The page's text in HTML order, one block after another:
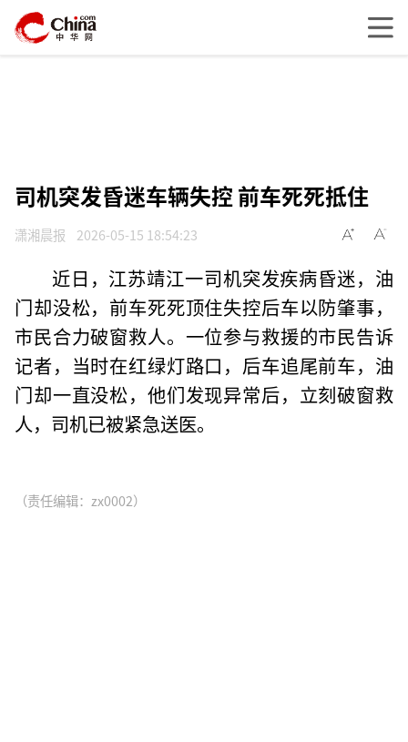
司机突发昏迷车辆失控 前车死死抵住
潇湘晨报 2026-05-15 18:54:23
近日，江苏靖江一司机突发疾病昏迷，油
门却没松，前车死死顶住失控后车以防肇事，
市民合力破窗救人。一位参与救援的市民告诉
记者，当时在红绿灯路口，后车追尾前车，油
门却一直没松，他们发现异常后，立刻破窗救
人，司机已被紧急送医。
（责任编辑：zx0002）